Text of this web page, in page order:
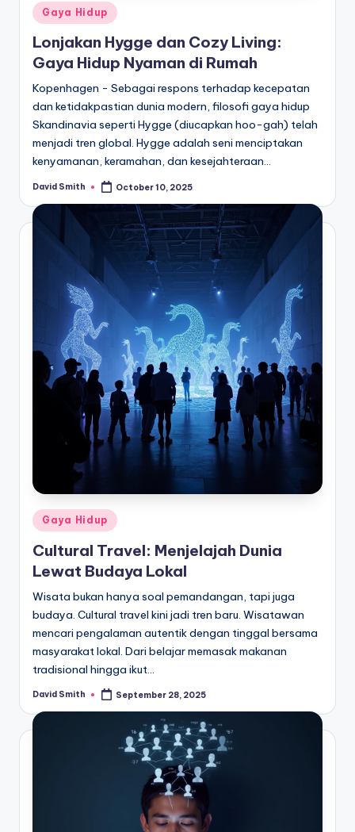
Posted
in
Gaya Hidup
Lonjakan Hygge dan Cozy Living:
Gaya Hidup Nyaman di Rumah
Kopenhagen - Sebagai respons terhadap kecepatan
dan ketidakpastian dunia modern, filosofi gaya hidup
Skandinavia seperti Hygge (diucapkan hoo-gah) telah
menjadi tren global. Hygge adalah seni menciptakan
kenyamanan, keramahan, dan kesejahteraan…
Posted
David Smith October 10, 2025
Posted
in
Gaya Hidup
Cultural Travel: Menjelajah Dunia
Lewat Budaya Lokal
Wisata bukan hanya soal pemandangan, tapi juga
budaya. Cultural travel kini jadi tren baru. Wisatawan
mencari pengalaman autentik dengan tinggal bersama
masyarakat lokal. Dari belajar memasak makanan
tradisional hingga ikut…
Posted
David Smith September 28, 2025